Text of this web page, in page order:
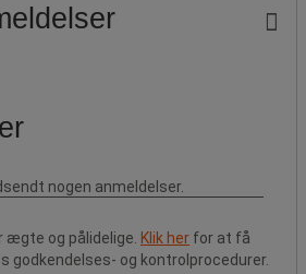
ægte og pålidelige. Klik her for at få
godkendelses- og kontrolprocedurer.